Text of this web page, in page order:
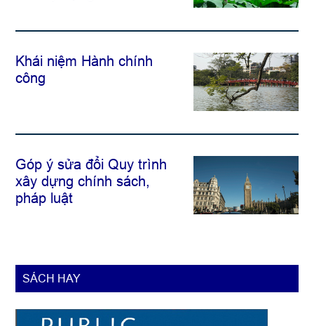
Khái niệm Hành chính
công
Góp ý sửa đổi Quy trình
xây dựng chính sách,
pháp luật
SÁCH HAY